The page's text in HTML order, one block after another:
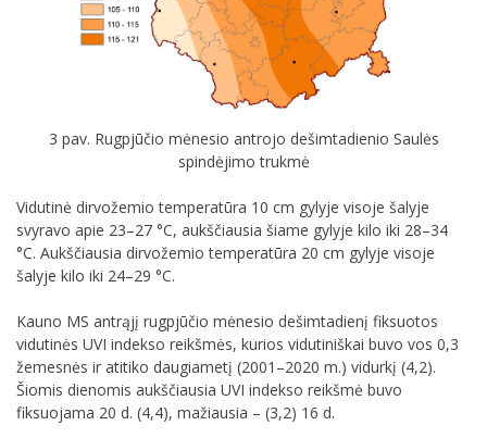
3 pav. Rugpjūčio mėnesio antrojo dešimtadienio Saulės
spindėjimo trukmė
Vidutinė dirvožemio temperatūra 10 cm gylyje visoje šalyje
svyravo apie 23–27 °C, aukščiausia šiame gylyje kilo iki 28–34
°C. Aukščiausia dirvožemio temperatūra 20 cm gylyje visoje
šalyje kilo iki 24–29 °C.
Kauno MS antrąjį rugpjūčio mėnesio dešimtadienį fiksuotos
vidutinės UVI indekso reikšmės, kurios vidutiniškai buvo vos 0,3
žemesnės ir atitiko daugiametį (2001–2020 m.) vidurkį (4,2).
Šiomis dienomis aukščiausia UVI indekso reikšmė buvo
fiksuojama 20 d. (4,4), mažiausia – (3,2) 16 d.